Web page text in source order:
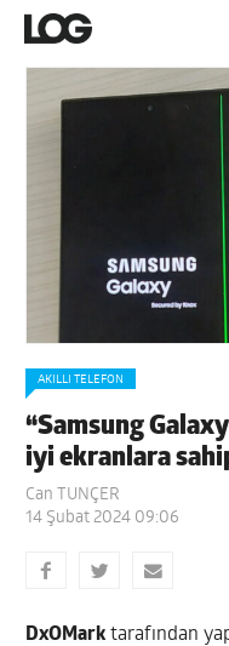
AKILLI TELEFON
“Samsung
iyi ekranlara
Can TUNÇER
14 Şubat 2024 09:06
DxOMark tarafından